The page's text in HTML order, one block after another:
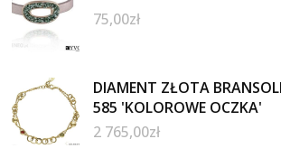
75,00zł
DIAMENT ZŁOTA
585 'KOLOROWE OCZKA'
2 765,00zł